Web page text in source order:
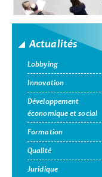
Actualités
Lobbying
Innovation
Développement
économique et social
Formation
Qualité
Juridique